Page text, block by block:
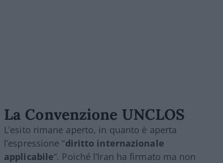
La Convenzione UNCLOS
L’esito rimane aperto, in quanto è aperta
l’espressione “diritto internazionale
applicabile“. Poiché l’Iran ha firmato ma non